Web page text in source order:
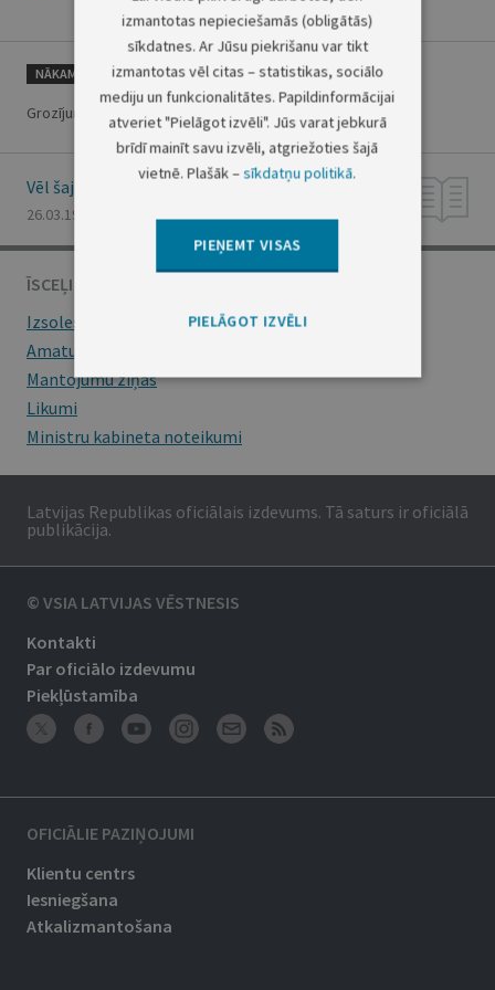
NĀKAMAIS
Grozījumi Autopārvadājumu likumā
Vēl šajā numurā
26.03.1997., Nr. 82
ĪSCEĻI
Izsoles
Amatu konkursi
Mantojumu ziņas
Likumi
Ministru kabineta noteikumi
Latvijas Republikas oficiālais izdevums. Tā saturs ir oficiālā
publikācija.
© VSIA LATVIJAS VĒSTNESIS
Kontakti
Par oficiālo izdevumu
Piekļūstamība
OFICIĀLIE PAZIŅOJUMI
Klientu centrs
Iesniegšana
Atkalizmantošana
izmantotas nepieciešamās (obligātās)
sīkdatnes. Ar Jūsu piekrišanu var tikt
izmantotas vēl citas – statistikas, sociālo
mediju un funkcionalitātes. Papildinformācijai
atveriet "Pielāgot izvēli". Jūs varat jebkurā
brīdī mainīt savu izvēli, atgriežoties šajā
vietnē. Plašāk –sīkdatņu politikā.
PIEŅEMT VISAS
PIELĀGOT IZVĒLI